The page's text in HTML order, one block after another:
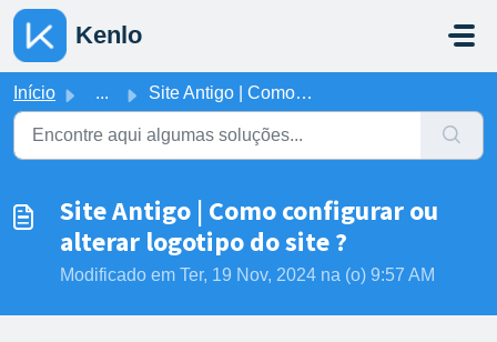
Ir para o conteúdo principal
Kenlo
Início ... Site Antigo | Como configurar ou alterar logotipo do site ?
Site Antigo | Como configurar ou
alterar logotipo do site ?
Modificado em Ter, 19 Nov, 2024 na (o) 9:57 AM